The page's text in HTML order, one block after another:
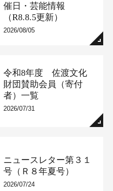
催日・芸能情報
（R8.8.5更新）
2026/08/05
令和8年度 佐渡文化
財団賛助会員（寄付
者）一覧
2026/07/31
ニュースレター第３１
号（Ｒ８年夏号）
2026/07/24